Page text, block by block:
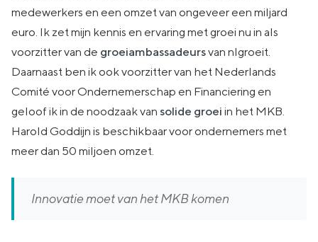
medewerkers en een omzet van ongeveer een miljard
euro. Ik zet mijn kennis en ervaring met groei nu in als
voorzitter van de groeiambassadeursvan nlgroeit.
Daarnaast ben ik ook voorzitter van het Nederlands
Comité voor Ondernemerschap en Financiering en
geloof ik in de noodzaak van solide groei in het MKB.
Harold Goddijn is beschikbaar voor ondernemers met
meer dan 50 miljoen omzet.
Innovatie moet van het MKB komen